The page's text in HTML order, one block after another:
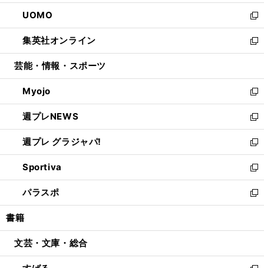
開
く
ウ
で
開
く
ン
ド
ウ
で
開
ウ
ィ
ン
ド
ウ
開
く
し
い
ウ
ィ
ン
ウ
で
開
く
UOMO
新
し
い
ウ
ン
ド
ウ
で
開
く
集英社オンライン
新
し
ウ
ィ
ン
ド
ウ
で
開
く
芸能・情報・スポーツ
Myojo
新
し
い
ウ
ィ
ン
ド
ウ
で
開
週プレNEWS
新
し
い
ウ
ィ
ン
ド
ウ
開
週プレ グラジャパ!
新
し
い
ウ
ィ
ン
ウ
開
Sportiva
新
し
い
ウ
ン
ウ
パラスポ
新
し
ウ
ン
書籍
文芸・文庫・総合